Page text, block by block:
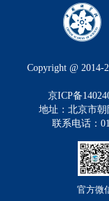
Copyright @ 2014-
京ICP备
地址：北京市朝
联系电话：
官方微